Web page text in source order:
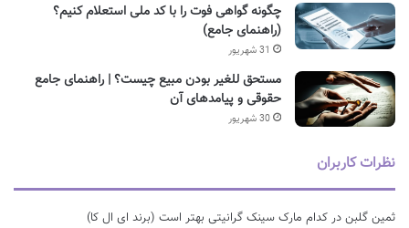
چگونه گواهی فوت را با کد ملی استعلام کنیم؟
(راهنمای جامع)
31 شهریور
مستحق للغیر بودن مبیع چیست؟ | راهنمای جامع
حقوقی و پیامدهای آن
30 شهریور
نظرات کاربران
ثمین گلبن در کدام مارک سینک گرانیتی بهتر است (برند ای ال کا)